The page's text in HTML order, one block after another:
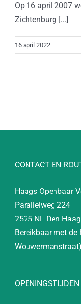
Op 16 april 2007
Zichtenburg [...]
16 april 2022
CONTACT EN
Haags Openbaar
Parallelweg 224
2525 NL Den Haag
Bereikbaar met de
Wouwermanstraat)